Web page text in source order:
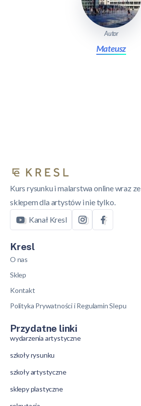
Autor
Mateusz
Kurs rysunku i malarstwa online wraz ze
sklepem dla artystów i nie tylko.
Kanał Kresl
Kresl
O nas
Sklep
Kontakt
Polityka Prywatności i Regulamin Slepu
Przydatne linki
wydarzenia artystyczne
szkoły rysunku
szkoły artystyczne
sklepy plastyczne